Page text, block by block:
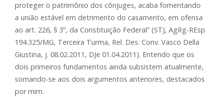
proteger o patrimônio dos cônjuges, acaba fomentando
a união estável em detrimento do casamento, em ofensa
ao art. 226, § 3º, da Constituição Federal” (STJ, AgRg-REsp
194.325/MG, Terceira Turma, Rel. Des. Conv. Vasco Della
Giustina, j. 08.02.2011, DJe 01.04.2011). Entendo que os
dois primeiros fundamentos ainda subsistem atualmente,
somando-se aos dois argumentos anteriores, destacados
por mim.